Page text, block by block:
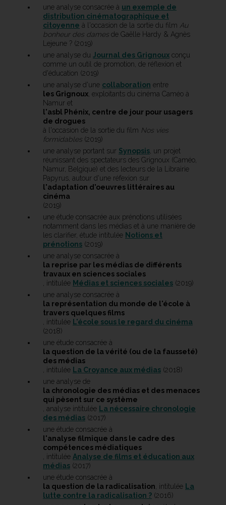
une analyse consacrée à un exemple de
distribution cinématographique et
citoyenne à l'occasion de la sortie du film Au
bonheur des dames de Gaëlle Hardy & Agnès
Lejeune ? (2019)
une analyse du Journal des Grignoux conçu
comme un outil de promotion, de réflexion et
d'éducation (2019)
une analyse d'une collaboration entre
les Grignoux , exploitants du cinéma Caméo à
Namur et
l'asbl Phénix, centre de jour pour usagers
de drogues
à l'occasion de la sortie du film Nos vies
formidables (2019)
une analyse portant sur Synopsis , un projet
réunissant des spectateurs des Grignoux (Caméo,
Namur, Belgique) et des lecteurs de la Librairie
Papyrus, autour d'une réfexion sur
l'adaptation d'oeuvres littéraires au
cinéma
(2019)
une étude consacrée aux prénotions utilisées
notamment dans les médias et à une manière de
les clarifier, étude intitulée Notions et
prénotions (2019)
une analyse consacrée à
la reprise par les médias de différents
travaux en sciences sociales
, intitulée Médias et sciences sociales (2019)
une analyse consacrée à
la représentation du monde de l'école à
travers quelques films
, intitulée L'école sous le regard du cinéma
(2018)
une étude consacrée à
la question de la vérité (ou de la fausseté)
des médias
, intitulée La Croyance aux médias (2018)
une analyse de
la chronologie des médias et des menaces
qui pèsent sur ce système
, analyse intitulée La nécessaire chronologie
des médias (2017)
une étude consacrée à
l'analyse filmique dans le cadre des
compétences médiatiques
, intitulée Analyse de films et éducation aux
médias (2017)
une étude consacrée à
la question de la radicalisation , intitulée La
lutte contre la radicalisation ? (2016)